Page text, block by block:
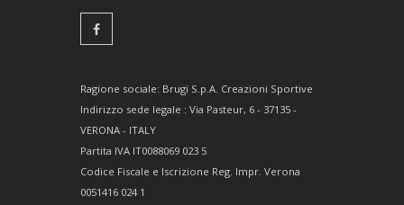
Ragione sociale: Brugi S.p.A. Creazioni Sportive
Indirizzo sede legale : Via Pasteur, 6 - 37135 -
VERONA - ITALY
Partita IVA IT0088069 023 5
Codice Fiscale e Iscrizione Reg. Impr. Verona
0051416 024 1